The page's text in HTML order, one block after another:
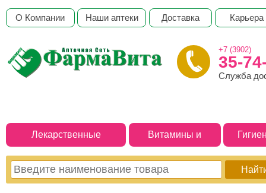
О Компании Наши аптеки Доставка Карьера
+7 (3902)
35-
Служба
Лекарственные
препараты
Витамины и
БАДы